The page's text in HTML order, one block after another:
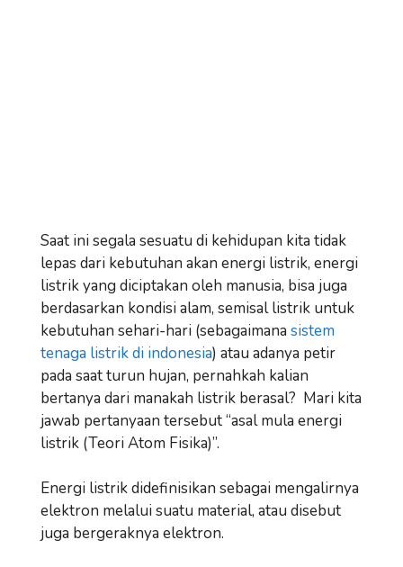
Saat ini segala sesuatu di kehidupan kita tidak
lepas dari kebutuhan akan energi listrik, energi
listrik yang diciptakan oleh manusia, bisa juga
berdasarkan kondisi alam, semisal listrik untuk
kebutuhan sehari-hari (sebagaimana sistem
tenaga listrik di indonesia) atau adanya petir
pada saat turun hujan, pernahkah kalian
bertanya dari manakah listrik berasal? Mari kita
jawab pertanyaan tersebut “asal mula energi
listrik (Teori Atom Fisika)”.
Energi listrik didefinisikan sebagai mengalirnya
elektron melalui suatu material, atau disebut
juga bergeraknya elektron.